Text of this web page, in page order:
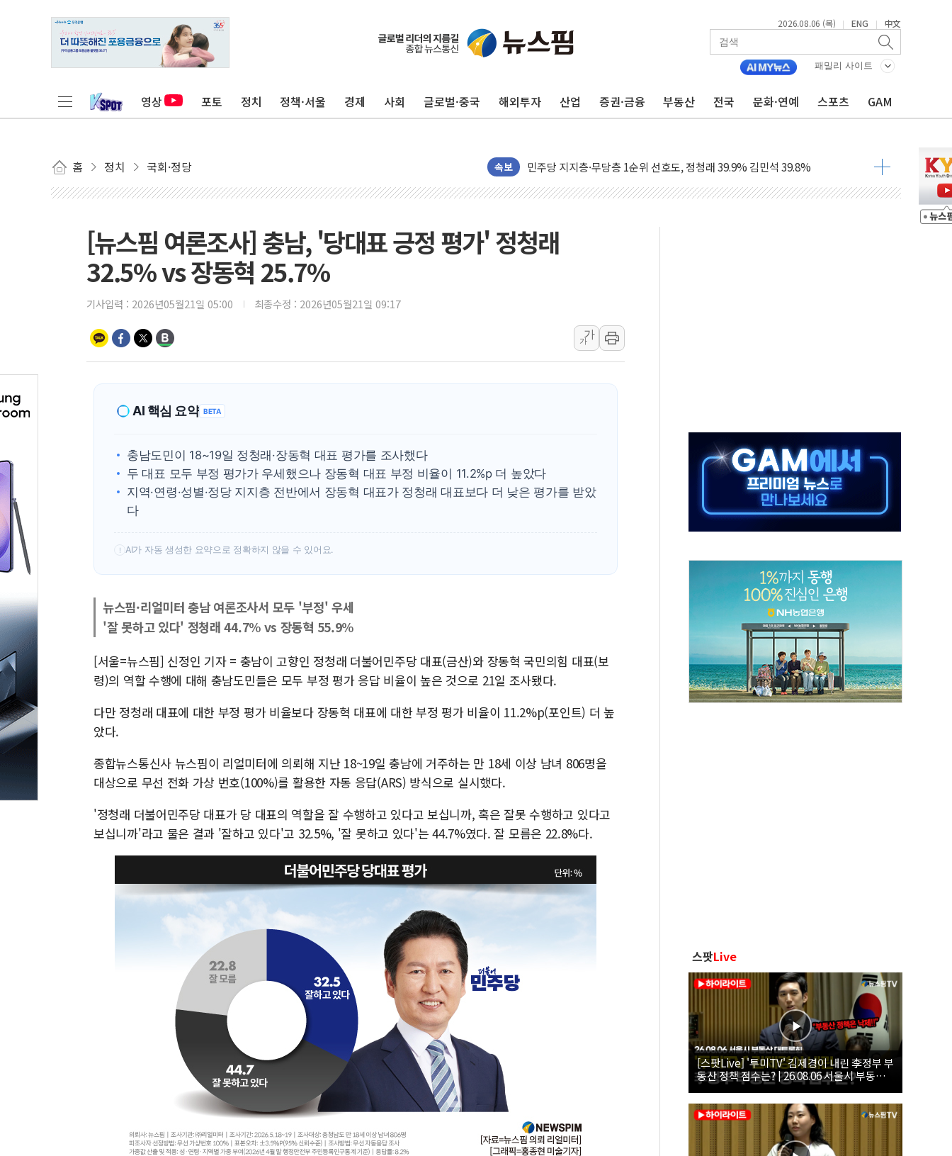
2026.08.06 (목) | ENG | 中文
패밀리 사이트
영상 포토 정치 정책·서울 경제 사회 글로벌·중국 해외투자 산업 증권·금융 부동산 전국 문화·연예 스포츠 GAM
홈 정치 국회·정당 속보
원포유, 그린비파트너스 흡수합병…비대면 영상서비스 경쟁력 강화
넷마블문화재단, 임직원 가족 직업체험 프로그램 진행
앤스로픽도 AI칩 직접 만든다…삼성전자 2나노 수주 '촉각'
'친명 vs 친청' 경선 과열...민주당 선관위 "불법 선거운동·방해행위 엄중 제재"
박윤영 KT 대표 "AIDC 경쟁력 높이기 위해 그룹 역량 결집해야"
카카오엔터프라이즈, 이재한 신임 대표 선임
LGU+, 파주 AI DC 2조원 투자로 수익성 높인다
직접 입어보고 계약…체험형 웨딩페스타 인기
[중국증시 마감] 혼조 마감, 폭염·전력 수요에 석탄주 강세
[일본 증시] 닛케이, AI·반도체 차익실현 매물에 3일 만에 반락
지적 장애 여성 강제 추행·스토킹 혐의 70대…경찰 불구속 입건
[뉴스핌 여론조사] 충남, '당대표 긍정 평가' 정청래
32.5% vs 장동혁 25.7%
기사입력 : 2026년05월21일 05:00 최종수정 : 2026년05월21일 09:17
가
가
AI 핵심 요약 BETA
충남도민이 18~19일 정청래·장동혁 대표 평가를 조사했다
두 대표 모두 부정 평가가 우세했으나 장동혁 대표 부정 비율이 11.2%p 더 높았다
지역·연령·성별·정당 지지층 전반에서 장동혁 대표가 정청래 대표보다 더 낮은 평가를 받았
다
! AI가 자동 생성한 요약으로 정확하지 않을 수 있어요.
뉴스핌·리얼미터 충남 여론조사서 모두 '부정' 우세
'잘 못하고 있다' 정청래 44.7% vs 장동혁 55.9%
[서울=뉴스핌] 신정인 기자 = 충남이 고향인 정청래 더불어민주당 대표(금산)와 장동혁 국민의힘 대표(보
령)의 역할 수행에 대해 충남도민들은 모두 부정 평가 응답 비율이 높은 것으로 21일 조사됐다.
다만 정청래 대표에 대한 부정 평가 비율보다 장동혁 대표에 대한 부정 평가 비율이 11.2%p(포인트) 더 높
았다.
종합뉴스통신사 뉴스핌이 리얼미터에 의뢰해 지난 18~19일 충남에 거주하는 만 18세 이상 남녀 806명을
대상으로 무선 전화 가상 번호(100%)를 활용한 자동 응답(ARS) 방식으로 실시했다.
'정청래 더불어민주당 대표가 당 대표의 역할을 잘 수행하고 있다고 보십니까, 혹은 잘못 수행하고 있다고
보십니까'라고 물은 결과 '잘하고 있다'고 32.5%, '잘 못하고 있다'는 44.7%였다. 잘 모름은 22.8%다.
스팟Live
[스팟Live] '투미TV' 김제경이 내린 李정부 부
동산 정책 점수는? | 26.08.06 서울시 부동산
대토론회